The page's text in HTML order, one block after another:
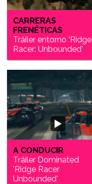
CARRERAS
FRENÉTICAS
Tráiler entorno 'Ridge
Racer: Unbounded'
A CONDUCIR
Tráiler Dominated
'Ridge Racer
Unbounded'